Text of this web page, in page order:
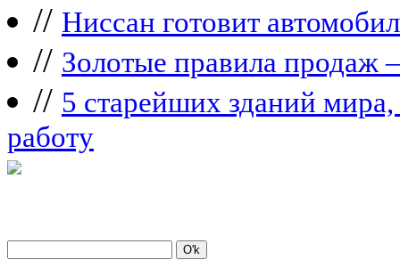
// Ниссан готовит
// Зoлoтые прaвилa продаж
// 5 старейших зданий мира,
работу